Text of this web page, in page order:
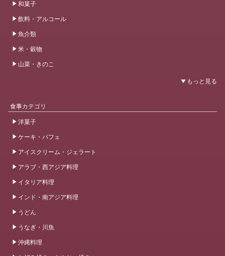
和菓子
飲料・アルコール
魚介類
米・穀物
山菜・きのこ
食事カテゴリ
洋菓子
ケーキ・パフェ
アイスクリーム・ジェラート
アラブ・西アジア料理
イタリア料理
インド・南アジア料理
うどん
うなぎ・川魚
沖縄料理